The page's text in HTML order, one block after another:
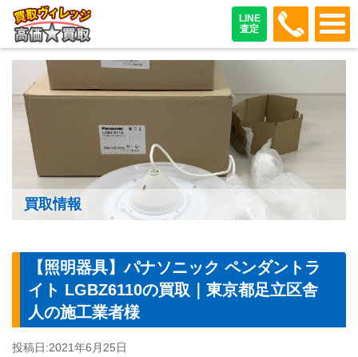
LINE
査定
048-
買取情報
【照明器具】パナソニック ペンダントラ
イト LGBZ6110の買取｜東京都足立区舎
人の施工業者様
投稿日:2021年6月25日